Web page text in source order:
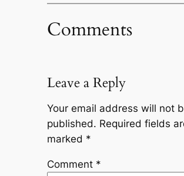
Comments
Leave a Reply
Your email address will not
published. Required fields
marked *
Comment *